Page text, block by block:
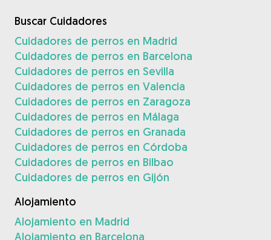
Buscar Cuidadores
Cuidadores de perros en Madrid
Cuidadores de perros en Barcelona
Cuidadores de perros en Sevilla
Cuidadores de perros en Valencia
Cuidadores de perros en Zaragoza
Cuidadores de perros en Málaga
Cuidadores de perros en Granada
Cuidadores de perros en Córdoba
Cuidadores de perros en Bilbao
Cuidadores de perros en Gijón
Alojamiento
Alojamiento en Madrid
Alojamiento en Barcelona